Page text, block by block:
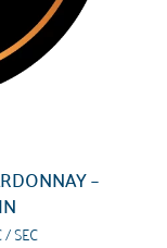
–
SEC